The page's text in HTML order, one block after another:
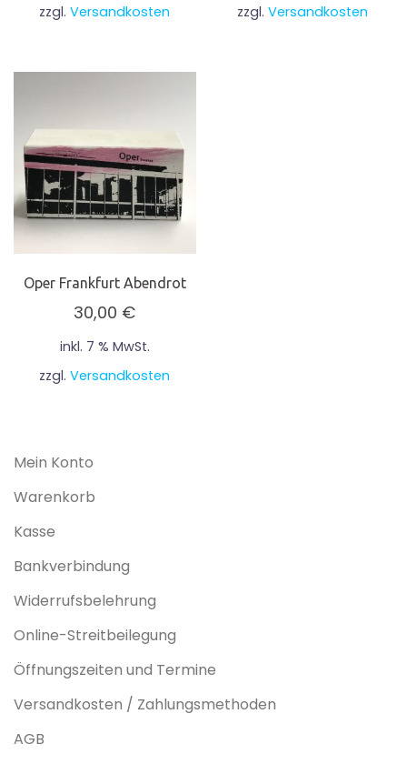
zzgl.Versandkosten zzgl. Versandkosten
Oper Frankfurt Abendrot
30,00 €
inkl. 7 % MwSt.
zzgl.Versandkosten
Mein Konto
Warenkorb
Kasse
Bankverbindung
Widerrufsbelehrung
Online-Streitbeilegung
Öffnungszeiten und Termine
Versandkosten / Zahlungsmethoden
AGB